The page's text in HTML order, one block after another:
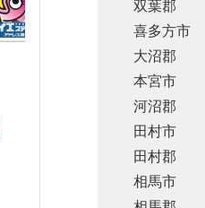
双葉郡
喜多方市
大沼郡
本宮市
河沼郡
田村市
田村郡
相馬市